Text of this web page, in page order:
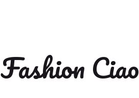
Fashion Ciao